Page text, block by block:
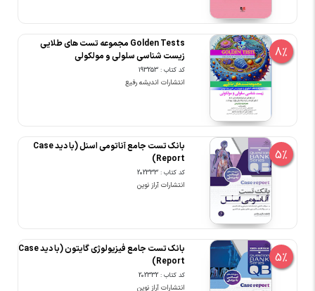
8%
Golden Tests مجموعه تست های طلایی
زیست شناسی سلولی و مولکولی
کد کتاب : 193253
انتشارات اندیشه رفیع
5%
بانک تست جامع آناتومی اسنل (با دید Case
Report)
کد کتاب : 202333
انتشارات آراز نوین
5%
بانک تست جامع فیزیولوژی گایتون (با دید Case
Report)
کد کتاب : 202332
انتشارات آراز نوین